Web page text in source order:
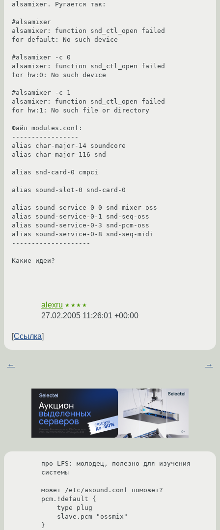
alsamixer. Ругается так:
#alsamixer
alsamixer: function snd_ctl_open failed
for default: No such device
#alsamixer -c 0
alsamixer: function snd_ctl_open failed
for hw:0: No such device
#alsamixer -c 1
alsamixer: function snd_ctl_open failed
for hw:1: No such file or directory
Файл modules.conf:
-----------------
alias char-major-14 soundcore
alias char-major-116 snd
alias snd-card-0 cmpci
alias sound-slot-0 snd-card-0
alias sound-service-0-0 snd-mixer-oss
alias sound-service-0-1 snd-seq-oss
alias sound-service-0-3 snd-pcm-oss
alias sound-service-0-8 snd-seq-midi
--------------------
Какие идеи?
alexru ★★★★
27.02.2005 11:26:01 +00:00
Ссылка
← →
про LFS: молодец, полезно для изучения
системы
может /etc/asound.conf поможет?
pcm.!default {
}